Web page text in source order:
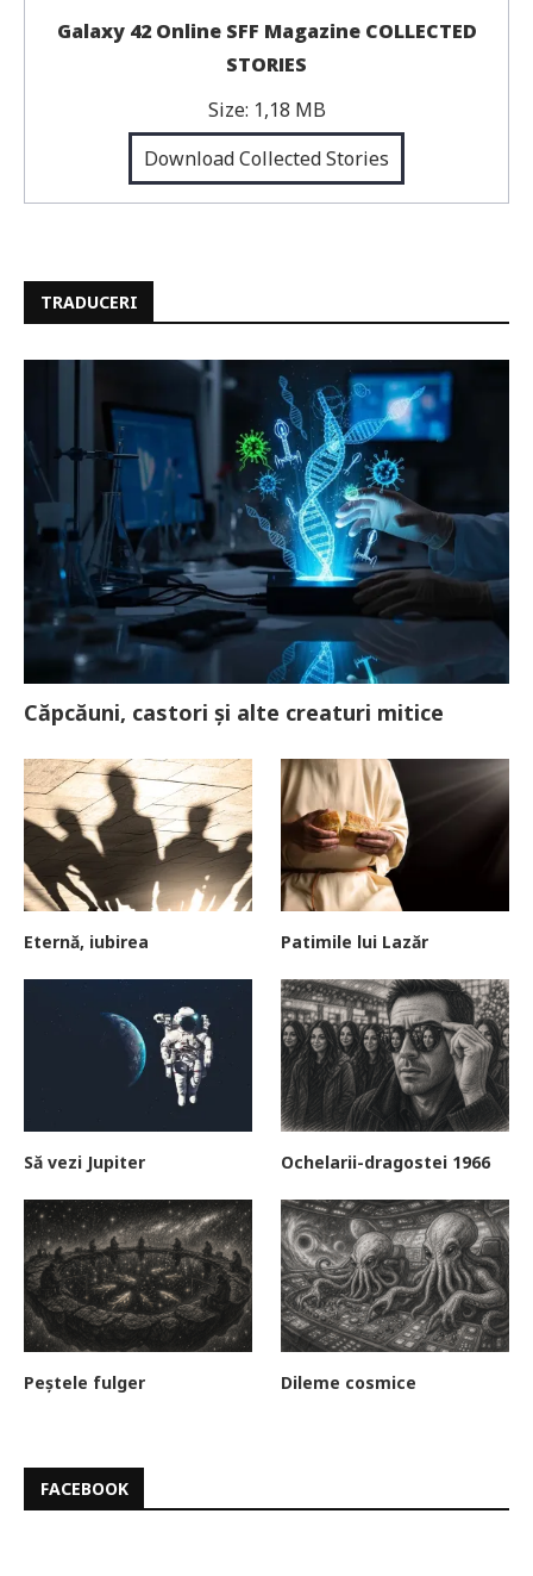
Galaxy 42 Online SFF Magazine COLLECTED
STORIES
Size: 1,18 MB
Download Collected Stories
TRADUCERI
Căpcăuni, castori și alte creaturi mitice
Eternă, iubirea Patimile lui Lazăr
Să vezi Jupiter Ochelarii-dragostei 1966
Peștele fulger Dileme cosmice
FACEBOOK